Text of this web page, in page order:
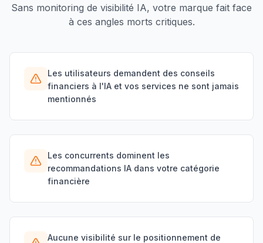
Sans monitoring de visibilité IA, votre marque fait face
à ces angles morts critiques.
Les utilisateurs demandent des conseils
financiers à l'IA et vos services ne sont jamais
mentionnés
Les concurrents dominent les
recommandations IA dans votre catégorie
financière
Aucune visibilité sur le positionnement de